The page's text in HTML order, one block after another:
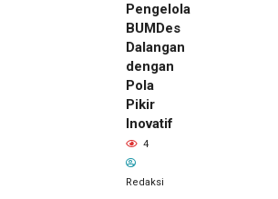
Pengelola
BUMDes
Dalangan
dengan
Pola
Pikir
Inovatif
4
Redaksi
Pemilik
Royal
Phone